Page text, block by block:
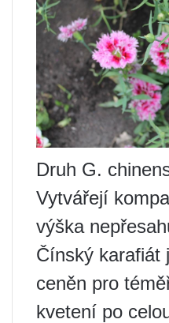
Druh G.
Vytvářejí
výška
Čínský karafiát
ceněn pro
kvetení po